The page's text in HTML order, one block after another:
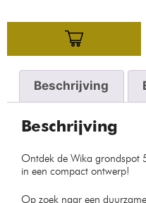
Beschrijving
Beschrijving
Ontdek de Wika grondspot
in een compact ontwerp!
Op zoek naar een